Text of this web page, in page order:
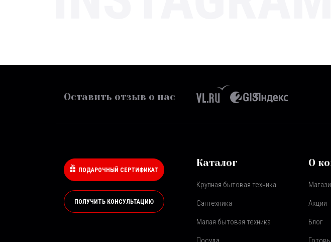
Оставить отзыв о нас
ПОДАРОЧНЫЙ СЕРТИФИКАТ
ПОЛУЧИТЬ КОНСУЛЬТАЦИЮ
Каталог
Крупная бытовая техника
Сантехника
Малая бытовая техника
О
Акции
Блог